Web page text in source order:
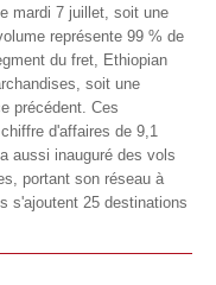
mardi 7 juillet, soit une
représente 99 % de
du fret, Ethiopian
soit une
précédent. Ces
d'affaires de 9,1
aussi inauguré des vols
portant son réseau à
s'ajoutent 25 destinations